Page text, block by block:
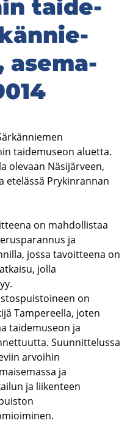
tai­de­
ase­ma­
taidemuseon aluetta.
olevaan Näsijärveen,
etelässä Prykinrannan
on mahdollistaa
ja
jossa tavoitteena on
jolla
on
Tampereella, joten
taidemuseon ja
Suunnittelussa
arvoihin
ja
ja liikenteen